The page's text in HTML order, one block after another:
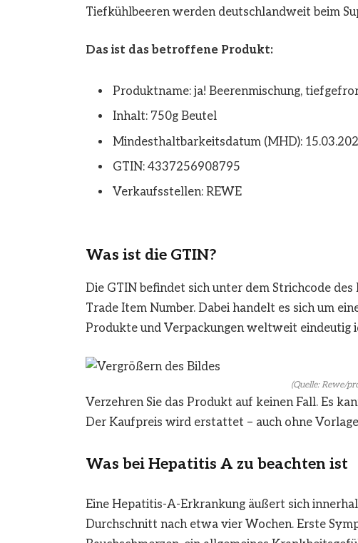
Tiefkühlbeeren werden deutschlandweit beim
Das ist das betroffene Produkt:
Produktname: ja! Beerenmischung,
Inhalt: 750g Beutel
Mindesthaltbarkeitsdatum(MHD):
GTIN: 4337256908795
Verkaufsstellen: REWE
Was ist die GTIN?
Die GTIN befindet sich unter dem Strichcode
Trade Item Number. Dabei handelt es sich um
Produkte und Verpackungen weltweit eindeutig
(Quelle: Rewe/
Verzehren Sie das Produkt auf keinen Fall. Es
Der Kaufpreis wird erstattet – auch ohne
Was bei Hepatitis A zu beachten ist
Eine Hepatitis-A-Erkrankung äußert sich
Durchschnitt nach etwa vier Wochen. Erste